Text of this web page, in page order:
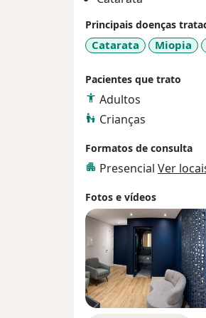
Atuei como
Oftalmologia Tadeu
Título de especialista
CBO ) em 2018.
Principais doenças
Catarata Miopia
Pacientes que trato
Adultos
Crianças
Formatos de consulta
Presencial Ver
Fotos e vídeos